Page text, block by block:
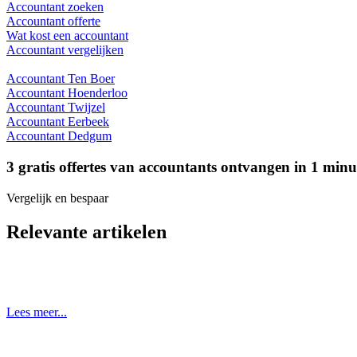
Accountant zoeken
Accountant offerte
Wat kost een accountant
Accountant vergelijken
Accountant Ten Boer
Accountant Hoenderloo
Accountant Twijzel
Accountant Eerbeek
Accountant Dedgum
3 gratis offertes van accountants ontvangen in 1
Vergelijk en bespaar
Relevante artikelen
Lees meer...